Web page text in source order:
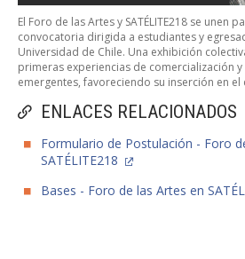
El Foro de las Artes y SATÉLITE218 se unen
convocatoria dirigida a estudiantes y
Universidad de Chile. Una exhibición
primeras experiencias de comercialización
emergentes, favoreciendo su inserción en
ENLACES RELACIONADOS
Formulario de Postulación - Foro
SATÉLITE218
Bases - Foro de las Artes en